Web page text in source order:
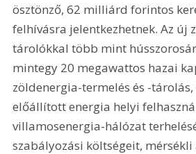
ösztönző, 62 milliárd forintos
felhívásra jelentkezhetnek. Az új
tárolókkal több mint
mintegy 20 megawattos hazai
zöldenergia-termelés és -
előállított energia helyi
villamosenergia-hálózat
szabályozási költségeit, mérsékli